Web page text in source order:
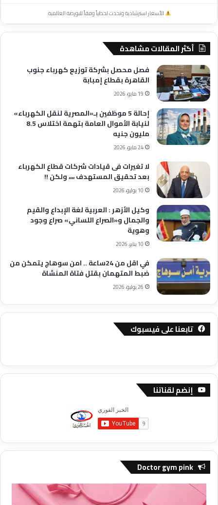
الأسعار استرشادية وتحدث لحظياً وفقاً للبورصة العالمية.
أكثر المقالات مشاهدة
فصل محصل بشركة توزيع كهرباء جنوب
القاهرة بقطاع إمبابة
19 مايو، 2026
إحالة 5 موظفين بـ«المصرية لنقل الكهرباء»
لنيابة الأموال العامة بتهمة اختلاس 8.5
مليون جنيه
24 مايو، 2026
لا تغيرات فى قيادات شركات قطاع الكهرباء
بعد تحقيق المستهدف ،،،، ولكن !!
10 يوليو، 2026
وكيل الأزهر : العربية لغة الإبداع والقيم
والجمال و«الصراع اللساني» صراع وجود
وهوية
10 يناير، 2026
في اقل من 24ساعة .. امن سوهاج يتمكن من
ضبط المتهمان بقتل فتاة المنشاة
26 يوليو، 2026
تابعنا على فيسبوك
إنضم لقناتنا
Doctor gym pink